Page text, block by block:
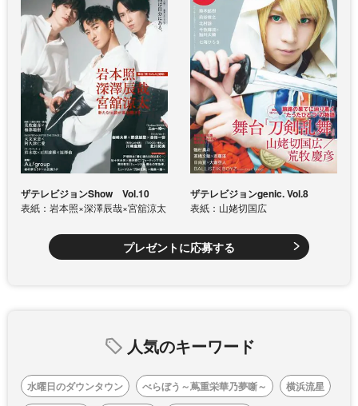
ザテレビジョンShow Vol.10
表紙：岩本照×深澤辰哉×宮舘涼太
ザテレビジョンgenic. Vol.8
表紙：山姥切国広
プレゼントに応募する
人気のキーワード
水曜日のダウンタウン べらぼう～蔦重栄華乃夢噺～ 横浜流星